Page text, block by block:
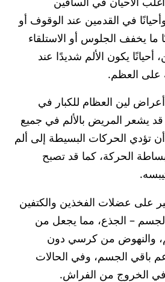
في القدمين عند الوقوف أو
ما يخفف الجلوس أو الاستلقاء
أحيانًا يكون الألم شديدًا عند
على العظم.
أعراض لين العظام للكبار في
يشعر المريض بالألم في جميع
تؤدي الحركات البسيطة إلى ألم
الحركة، كما قد تصبح
على عضلات الفخذين والكتفين
– الجذع، مما يجعل من
والنهوض من كرسي دون
باقي الجسم، وفي الحالات
في الخروج من الفراش.